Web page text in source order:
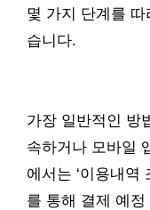
몇 가지 단계를
습니다.
가장 일반적인 방
속하거나 모바일
에서는 ‘이용내역
를 통해 결제 예